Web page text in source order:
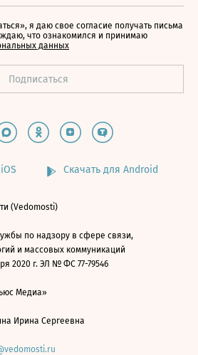
я даю свое согласие получать письма
что ознакомился и принимаю
данных
Скачать для Android
(Vedomosti)
по надзору в сфере связи,
и массовых коммуникаций
2020 г. ЭЛ № ФС 77-79546
Медиа»
Ирина Сергеевна